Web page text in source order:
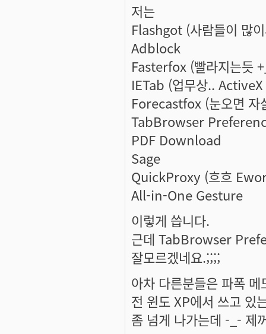
저는
Flashgot (사람들이 많
Adblock
Fasterfox (빨라지는듯
IETab (업무상..
Forecastfox (눈오면 자
TabBrowser
PDF Download
Sage
QuickProxy (흐흐
All-in-One Gesture
이렇게 씁니다.
근데 TabBrowser
잘모르겠네요.;;;;
아차 다른분들은 파폭
전 윈도 XP에서 쓰고 있
좀 넘게 나가는데 -_- 제